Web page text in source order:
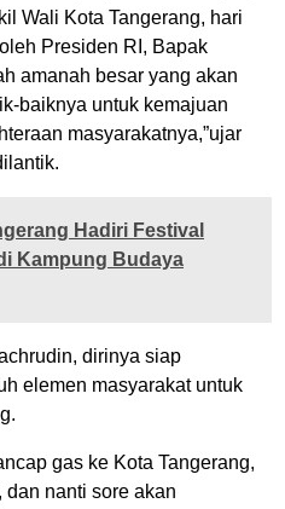
Wali Kota Tangerang, hari
Presiden RI, Bapak
amanah besar yang akan
baiknya untuk kemajuan
masyarakatnya,”ujar
Hadiri Festival
Kampung Budaya
dirinya siap
elemen masyarakat untuk
gas ke Kota Tangerang,
dan nanti sore akan